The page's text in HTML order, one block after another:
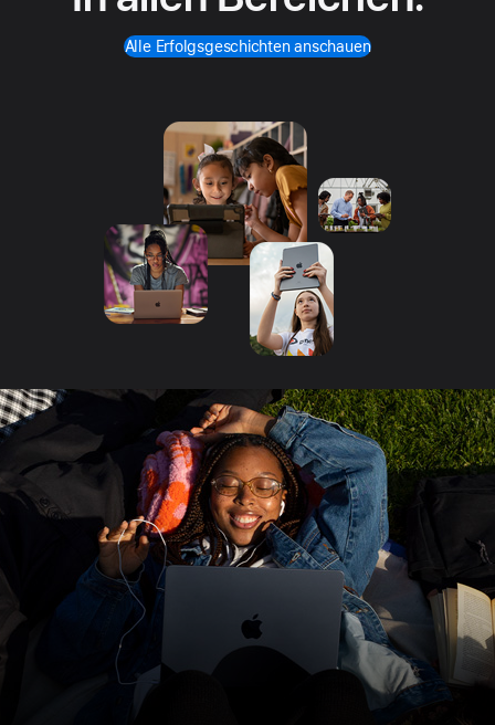
Alle Erfolgsgeschichten anschauen